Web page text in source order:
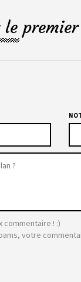
le
commentaire ! :)
votre